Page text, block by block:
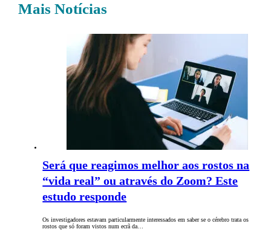
Mais Notícias
Será que reagimos melhor aos rostos na
“vida real” ou através do Zoom? Este
estudo responde
Os investigadores estavam particularmente interessados ​​em saber se o cérebro trata os
rostos que só foram vistos num ecrã da…